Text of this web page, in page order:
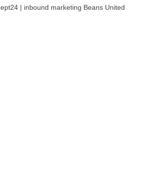
| inbound marketing Beans United